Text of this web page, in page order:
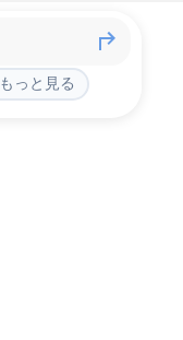
もっと見る